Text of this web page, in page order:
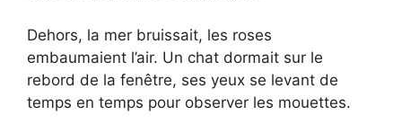
Dehors, la mer bruissait, les roses
embaumaient l’air. Un chat dormait sur le
rebord de la fenêtre, ses yeux se levant de
temps en temps pour observer les mouettes.